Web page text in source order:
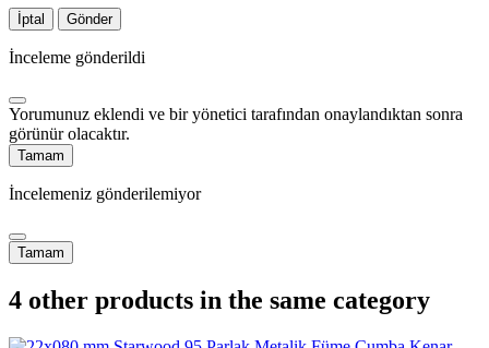
İptal Gönder
İnceleme gönderildi
Yorumunuz eklendi ve bir yönetici tarafından onaylandıktan sonra
görünür olacaktır.
Tamam
İncelemeniz gönderilemiyor
Tamam
4 other products in the same category